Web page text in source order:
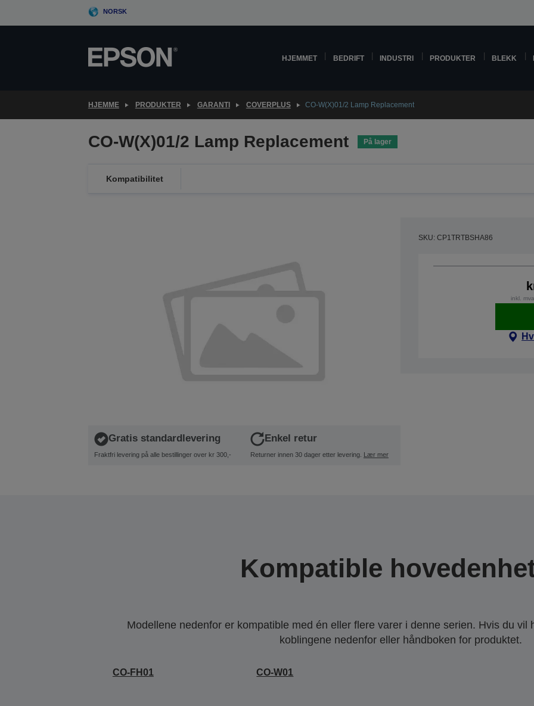
NORSK
HJEMMET BEDRIFT INDUSTRI PRODUKTER BLEKK
HJEMME PRODUKTER GARANTI COVERPLUS CO-W(X)01/2 Lamp Replacement
CO-W(X)01/2 Lamp Replacement På lager
Kompatibilitet
Gratis standardlevering
Fraktfri levering på alle bestillinger over kr 300,-
Enkel retur
Returner innen 30 dager etter levering. Lær mer
SKU: CP1TRTBSHA86
inkl.
Kompatible
Modellene nedenfor er kompatible med én eller flere varer i denne serien. Hvis du vil
koblingene nedenfor eller håndboken for produktet.
CO-FH01 CO-W01